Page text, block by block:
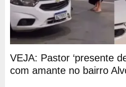
VEJA: Pastor ‘presente
com amante no bairro